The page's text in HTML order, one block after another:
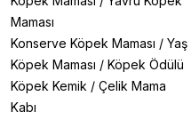
Maması
Konserve Köpek Maması / Yaş
Köpek Maması / Köpek Ödülü
Köpek Kemik / Çelik Mama
Kabı